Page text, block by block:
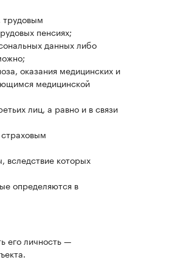
трудовым
пенсиях;
данных либо
оказания медицинских и
медицинской
лиц, а равно и в связи
вследствие которых
определяются в
его личность —